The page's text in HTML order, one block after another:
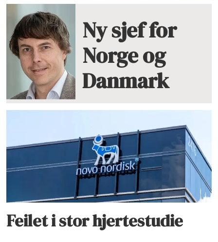
Ny sjef for
Norge og
Danmark
Feilet i stor hjertestudie